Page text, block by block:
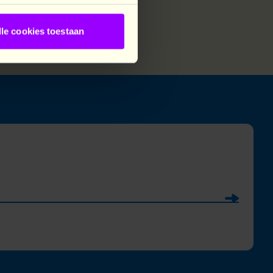
cookies toestaan
Soumettre